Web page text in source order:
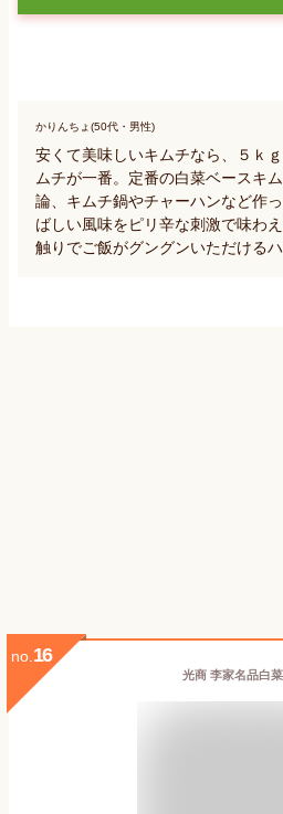
かりんちょ(50代・男性)
安くて美味しいキムチなら、５ｋ
ムチが一番。定番の白菜ベースキ
論、キムチ鍋やチャーハンなど作
ばしい風味をピリ辛な刺激で味わ
触りでご飯がグングンいただける
no. 16
光商 李家名品白